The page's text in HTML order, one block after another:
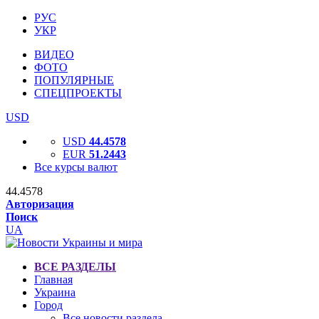
РУС
УКР
ВИДЕО
ФОТО
ПОПУЛЯРНЫЕ
СПЕЦПРОЕКТЫ
USD
USD 44.4578
EUR 51.2443
Все курсы валют
44.4578
Авторизация
Поиск
UA
ВСЕ РАЗДЕЛЫ
Главная
Украина
Город